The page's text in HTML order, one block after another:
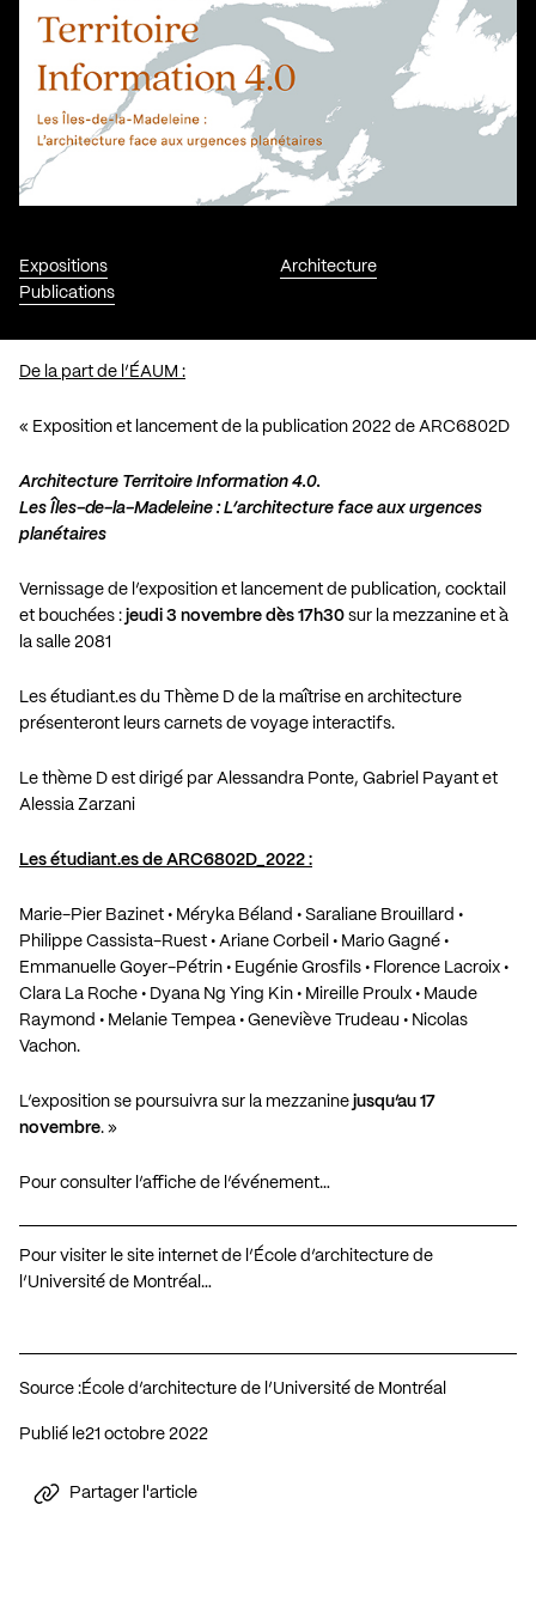
Expositions
Publications
Architecture
De la part de l’ÉAUM :
« Exposition et lancement de la publication 2022 de ARC6802D
Architecture Territoire Information 4.0.
Les Îles-de-la-Madeleine : L’architecture face aux urgences
planétaires
Vernissage de l’exposition et lancement de publication, cocktail
et bouchées : jeudi 3 novembre dès 17h30 sur la mezzanine et à
la salle 2081
Les étudiant.es du Thème D de la maîtrise en architecture
présenteront leurs carnets de voyage interactifs.
Le thème D est dirigé par Alessandra Ponte, Gabriel Payant et
Alessia Zarzani
Les étudiant.es de ARC6802D_2022 :
Marie-Pier Bazinet • Méryka Béland • Saraliane Brouillard •
Philippe Cassista-Ruest • Ariane Corbeil • Mario Gagné •
Emmanuelle Goyer-Pétrin • Eugénie Grosfils • Florence Lacroix •
Clara La Roche • Dyana Ng Ying Kin • Mireille Proulx • Maude
Raymond • Melanie Tempea • Geneviève Trudeau • Nicolas
Vachon.
L’exposition se poursuivra sur la mezzanine jusqu’au 17
novembre. »
Pour consulter l’affiche de l’événement…
Pour visiter le site internet de l’École d’architecture de
l’Université de Montréal…
Source :École d’architecture de l’Université de Montréal
Publié le 21 octobre 2022
Partager l'article